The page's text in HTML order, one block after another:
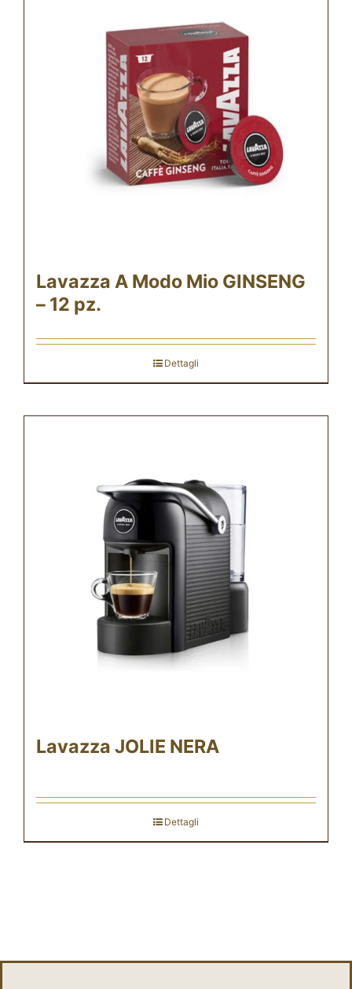
Lavazza A Modo Mio GINSENG
– 12 pz.
Dettagli
Lavazza JOLIE NERA
Dettagli